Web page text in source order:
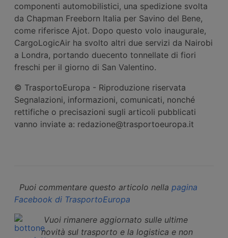
componenti automobilistici, una spedizione svolta
da Chapman Freeborn Italia per Savino del Bene,
come riferisce Ajot. Dopo questo volo inaugurale,
CargoLogicAir ha svolto altri due servizi da Nairobi
a Londra, portando duecento tonnellate di fiori
freschi per il giorno di San Valentino.
© TrasportoEuropa - Riproduzione riservata
Segnalazioni, informazioni, comunicati, nonché
rettifiche o precisazioni sugli articoli pubblicati
vanno inviate a: redazione@trasportoeuropa.it
Puoi commentare questo articolo nella pagina
Facebook di TrasportoEuropa
Vuoi rimanere aggiornato sulle ultime
novità sul trasporto e la logistica e non